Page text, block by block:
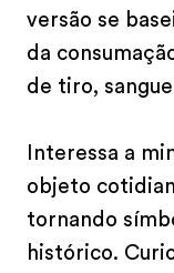
versão se
da
de tiro,
Interessa a
objeto
tornando
histórico.